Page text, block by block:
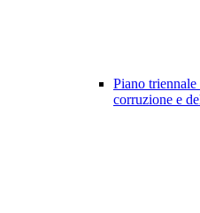
Piano
corruzione e